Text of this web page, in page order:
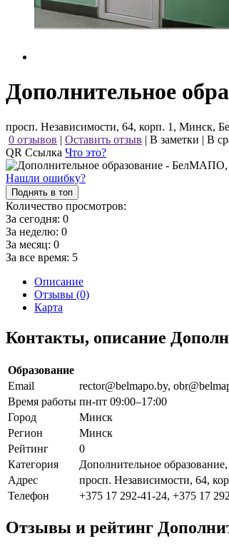
Дополнительное
просп. Независимости, 64, корп. 1, Минск,
0 отзывов | Оставить отзыв | В заметки | В
QR Ссылка Что это?
Нашли ошибку?
Поднять в топ
Количество просмотров:
За сегодня: 0
За неделю: 0
За месяц: 0
За все время: 5
Описание
Отзывы (0)
Карта
Контакты, описание
Образование
Email
rector@belmapo.by,
Время работы пн-пт 09:00–17:00
Город
Минск
Регион
Минск
Рейтинг
0
Категория
Дополнительное
Адрес
просп. Независимости, 64,
Телефон
+375 17 292-41-24, +375 17
Отзывы и рейтинг